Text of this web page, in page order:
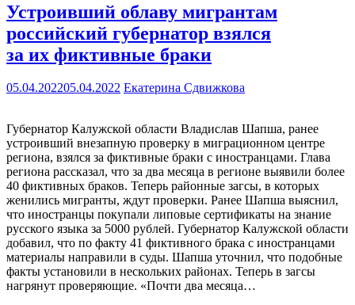
Устроивший облаву мигрантам
российский губернатор взялся
за их фиктивные браки
05.04.202205.04.2022 Екатерина Сдвижкова
Губернатор Калужской области Владислав Шапша, ранее
устроивший внезапную проверку в миграционном центре
региона, взялся за фиктивные браки с иностранцами. Глава
региона рассказал, что за два месяца в регионе выявили более
40 фиктивных браков. Теперь районные загсы, в которых
женились мигранты, ждут проверки. Ранее Шапша выяснил,
что иностранцы покупали липовые сертификаты на знание
русского языка за 5000 рублей. Губернатор Калужской области
добавил, что по факту 41 фиктивного брака с иностранцами
материалы направили в суды. Шапша уточнил, что подобные
факты установили в нескольких районах. Теперь в загсы
нагрянут проверяющие. «Почти два месяца…